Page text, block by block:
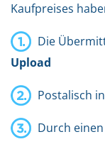
Kaufpreises
Die
Upload
Postalisch
Durch einen